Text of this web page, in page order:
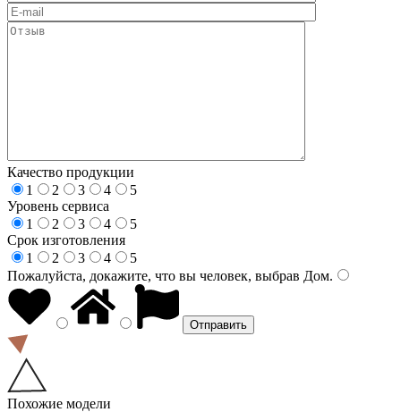
Качество продукции
1
2 3 4
5
Уровень сервиса
1
2 3 4
5
Срок изготовления
1
2 3 4
5
Пожалуйста, докажите, что вы человек, выбрав Дом.
Похожие модели